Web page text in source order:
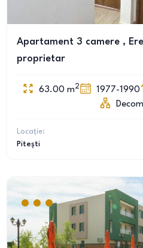
Apartament 3 camere ,
proprietar
63.00 m2 1977-1990
Locație:
Pitești